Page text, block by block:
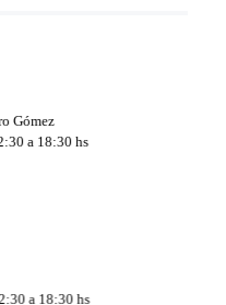
Gómez
a 18:30 hs
a 18:30 hs